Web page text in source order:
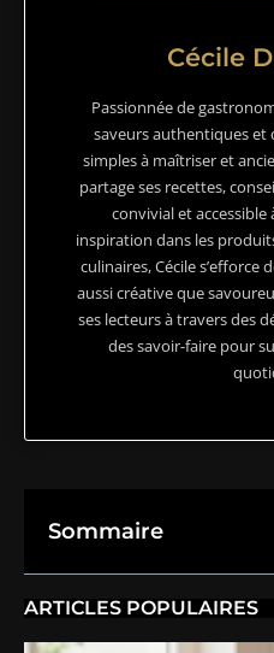
Cécile
Passionnée de
saveurs authentiques et
simples à maîtriser et
partage ses recettes,
convivial et accessible
inspiration dans les
culinaires, Cécile s’efforce
aussi créative que
ses lecteurs à travers des
des savoir-faire pour
Sommaire
ARTICLES POPULAIRES